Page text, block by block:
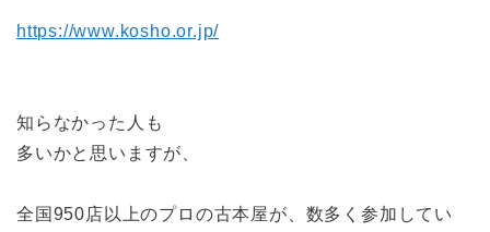
https://www.kosho.or.jp/
知らなかった人も
多いかと思いますが、
全国950店以上のプロの古本屋が、数多く参加してい